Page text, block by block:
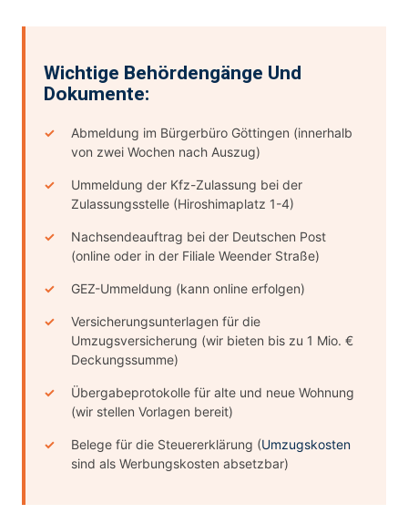
Wichtige Behördengänge Und
Dokumente:
Abmeldung im Bürgerbüro Göttingen (innerhalb
von zwei Wochen nach Auszug)
Ummeldung der Kfz-Zulassung bei der
Zulassungsstelle (Hiroshimaplatz 1-4)
Nachsendeauftrag bei der Deutschen Post
(online oder in der Filiale Weender Straße)
GEZ-Ummeldung (kann online erfolgen)
Versicherungsunterlagen für die
Umzugsversicherung (wir bieten bis zu 1 Mio. €
Deckungssumme)
Übergabeprotokolle für alte und neue Wohnung
(wir stellen Vorlagen bereit)
Belege für die Steuererklärung (Umzugskosten
sind als Werbungskosten absetzbar)